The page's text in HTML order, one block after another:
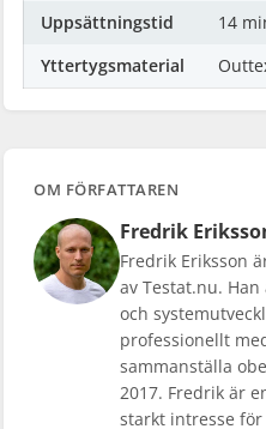
Uppsättningstid
14
Yttertygsmaterial
OM FÖRFATTAREN
Fredrik
Fredrik Eriksson
av Testat.nu.
och
professionellt
sammanställa
2017. Fredrik är
starkt intresse